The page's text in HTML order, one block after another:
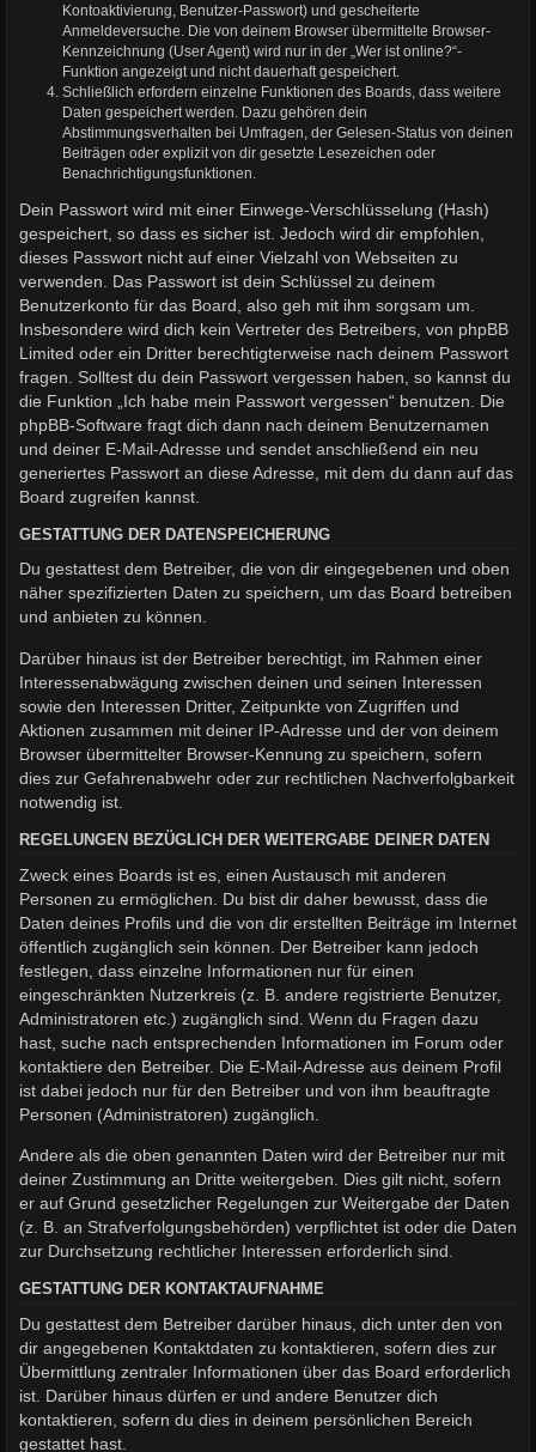
Kontoaktivierung, Benutzer-Passwort) und gescheiterte
Anmeldeversuche. Die von deinem Browser übermittelte Browser-
Kennzeichnung (User Agent) wird nur in der „Wer ist online?“-
Funktion angezeigt und nicht dauerhaft gespeichert.
Schließlich erfordern einzelne Funktionen des Boards, dass weitere
Daten gespeichert werden. Dazu gehören dein
Abstimmungsverhalten bei Umfragen, der Gelesen-Status von deinen
Beiträgen oder explizit von dir gesetzte Lesezeichen oder
Benachrichtigungsfunktionen.
Dein Passwort wird mit einer Einwege-Verschlüsselung (Hash)
gespeichert, so dass es sicher ist. Jedoch wird dir empfohlen,
dieses Passwort nicht auf einer Vielzahl von Webseiten zu
verwenden. Das Passwort ist dein Schlüssel zu deinem
Benutzerkonto für das Board, also geh mit ihm sorgsam um.
Insbesondere wird dich kein Vertreter des Betreibers, von phpBB
Limited oder ein Dritter berechtigterweise nach deinem Passwort
fragen. Solltest du dein Passwort vergessen haben, so kannst du
die Funktion „Ich habe mein Passwort vergessen“ benutzen. Die
phpBB-Software fragt dich dann nach deinem Benutzernamen
und deiner E-Mail-Adresse und sendet anschließend ein neu
generiertes Passwort an diese Adresse, mit dem du dann auf das
Board zugreifen kannst.
GESTATTUNG DER DATENSPEICHERUNG
Du gestattest dem Betreiber, die von dir eingegebenen und oben
näher spezifizierten Daten zu speichern, um das Board betreiben
und anbieten zu können.
Darüber hinaus ist der Betreiber berechtigt, im Rahmen einer
Interessenabwägung zwischen deinen und seinen Interessen
sowie den Interessen Dritter, Zeitpunkte von Zugriffen und
Aktionen zusammen mit deiner IP-Adresse und der von deinem
Browser übermittelter Browser-Kennung zu speichern, sofern
dies zur Gefahrenabwehr oder zur rechtlichen Nachverfolgbarkeit
notwendig ist.
REGELUNGEN BEZÜGLICH DER WEITERGABE DEINER DATEN
Zweck eines Boards ist es, einen Austausch mit anderen
Personen zu ermöglichen. Du bist dir daher bewusst, dass die
Daten deines Profils und die von dir erstellten Beiträge im Internet
öffentlich zugänglich sein können. Der Betreiber kann jedoch
festlegen, dass einzelne Informationen nur für einen
eingeschränkten Nutzerkreis (z. B. andere registrierte Benutzer,
Administratoren etc.) zugänglich sind. Wenn du Fragen dazu
hast, suche nach entsprechenden Informationen im Forum oder
kontaktiere den Betreiber. Die E-Mail-Adresse aus deinem Profil
ist dabei jedoch nur für den Betreiber und von ihm beauftragte
Personen (Administratoren) zugänglich.
Andere als die oben genannten Daten wird der Betreiber nur mit
deiner Zustimmung an Dritte weitergeben. Dies gilt nicht, sofern
er auf Grund gesetzlicher Regelungen zur Weitergabe der Daten
(z. B. an Strafverfolgungsbehörden) verpflichtet ist oder die Daten
zur Durchsetzung rechtlicher Interessen erforderlich sind.
GESTATTUNG DER KONTAKTAUFNAHME
Du gestattest dem Betreiber darüber hinaus, dich unter den von
dir angegebenen Kontaktdaten zu kontaktieren, sofern dies zur
Übermittlung zentraler Informationen über das Board erforderlich
ist. Darüber hinaus dürfen er und andere Benutzer dich
kontaktieren, sofern du dies in deinem persönlichen Bereich
gestattet hast.